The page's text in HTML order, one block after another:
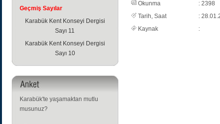
Geçmiş Sayılar
Karabük Kent Konseyi Dergisi
Sayı 11
Karabük Kent Konseyi Dergisi
Sayı 10
Karabük'te yaşamaktan mutlu
musunuz?
Okunma
: 2398
Tarih, Saat
:
Kaynak
: